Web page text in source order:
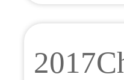
纪录